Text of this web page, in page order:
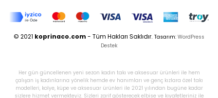
© 2021 koprinaco.com - Tüm Hakları Saklıdır. Tasarım: WordPress
Destek
Her gün güncellenen yeni sezon kadın takı ve aksesuar ürünleri ile hem
çalışan iş kadınlarına yönelik hemde ev hanımları ve genç kızlara özel takı
modelleri, kolye, küpe ve aksesuar ürünleri ile 2021 yılından bugüne kadar
sizlere hizmet vermekteyiz. Sizleri zarif gösterecek elbise ve kıyafetleriniz ile